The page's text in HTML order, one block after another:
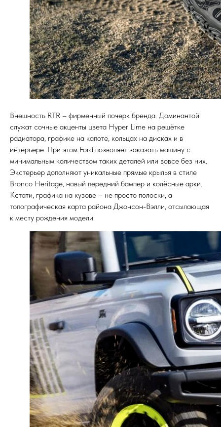
Внешность RTR – фирменный почерк бренда. Доминантой
служат сочные акценты цвета Hyper Lime на решётке
радиатора, графике на капоте, кольцах на дисках и в
интерьере. При этом Ford позволяет заказать машину с
минимальным количеством таких деталей или вовсе без них.
Экстерьер дополняют уникальные прямые крылья в стиле
Bronco Heritage, новый передний бампер и колёсные арки.
Кстати, графика на кузове – не просто полоски, а
топографическая карта района Джонсон-Вэлли, отсылающая
к месту рождения модели.